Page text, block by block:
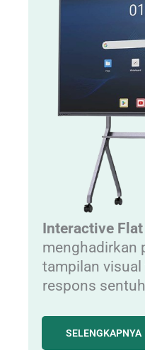
Interactive Flat
menghadirkan
tampilan
respons
SELENGKAPNYA